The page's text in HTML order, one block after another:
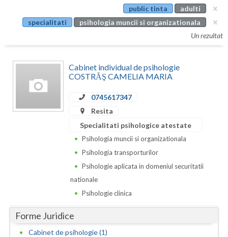
Buzau
Calarasi
Constanta
Giurgiu
Gorj
public tinta
adulti
specialitati
psihologia muncii si organizationala
Un rezultat
Cabinet individual de psihologie
COSTRĂŞ CAMELIA MARIA
0745617347
Resita
Specialitati psihologice atestate
Psihologia muncii si organizationala
Psihologia transporturilor
Psihologie aplicata in domeniul securitatii
nationale
Psihologie clinica
Forme Juridice
Cabinet de psihologie (1)